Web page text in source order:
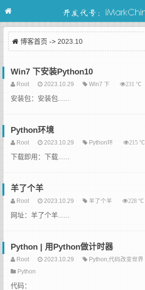
博客首页 -> 2023.10
Win7 下安装Python10
Root 2023.10.29 Win7 下 231 ℃
安装包：安装包......
Python环境
Root 2023.10.29 Python环 215℃
下载即用：下载......
羊了个羊
Root 2023.10.29 羊了个羊 228℃
网址：羊了个羊......
Python | 用Python做计时器
Root 2023.10.29 Python,代码改变世界
Python
代码：